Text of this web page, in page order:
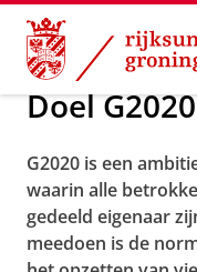
Skip
Content
Skip
Navigation
Over ons
Doel G2020
G2020 is een
waarin alle
gedeeld eigenaar
meedoen is de